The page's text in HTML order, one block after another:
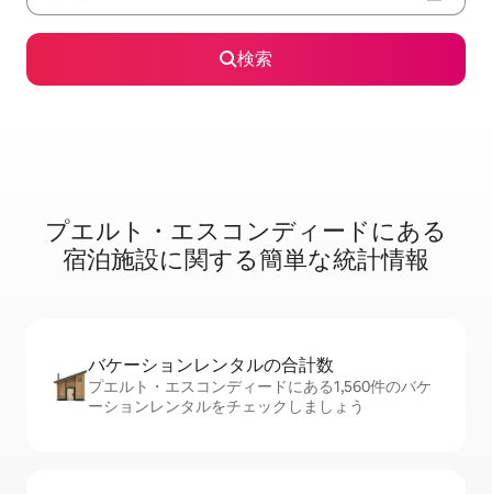
検索
プエルト・エスコンディードに⁠あ⁠る
宿⁠泊⁠施⁠設⁠に関⁠す⁠る簡⁠単⁠な統⁠計⁠情⁠報
バケーションレ⁠ン⁠タ⁠ル⁠の合⁠計⁠数
プエルト・エスコンディードにある1,560件のバケ
ーションレンタルをチェックしましょう